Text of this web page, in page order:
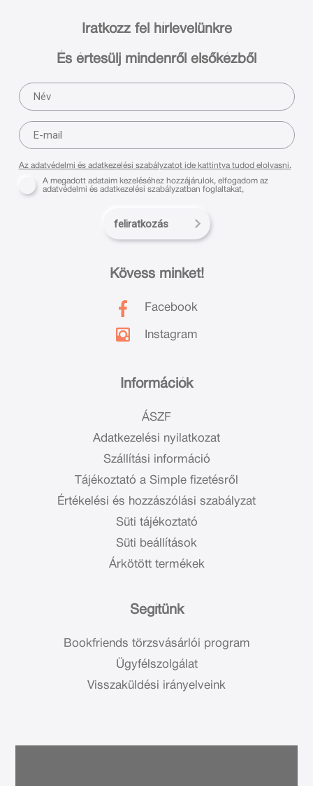
Információk
ÁSZF
Adatkezelési nyilatkozat
Szállítási információ
Tájékoztató a Simple fizetésről
Értékelési és hozzászólási szabályzat
Süti tájékoztató
Süti beállítások
Árkötött termékek
Segítünk
Bookfriends törzsvásárlói program
Ügyfélszolgálat
Visszaküldési irányelveink
Kövess minket!
Facebook
Instagram
Iratkozz fel hírlevelünkre
És értesülj mindenről elsőkézből
Az adatvédelmi és adatkezelési szabályzatot ide kattintva tudod elolvasni.
A megadott adataim kezeléséhez hozzájárulok, elfogadom az
adatvédelmi és adatkezelési szabályzatban foglaltakat,
feliratkozás